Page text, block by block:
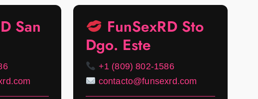
San
FunSexRD Sto
Dgo. Este
+1 (809) 802-1586
contacto@funsexrd.com